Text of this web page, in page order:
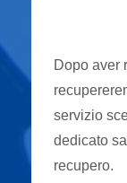
Dopo aver
servizio
dedicato
recupero.